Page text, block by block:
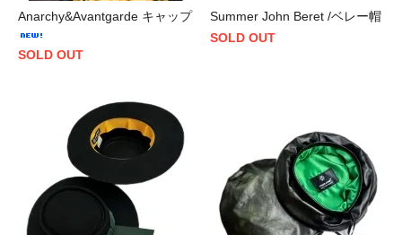
Anarchy&Avantgarde キャップ
SOLD OUT
Summer John Beret /ベレー帽
SOLD OUT